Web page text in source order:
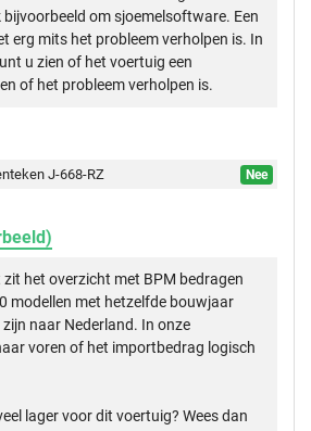
om sjoemelsoftware. Een
erg mits het probleem verholpen is. In
u zien of het voertuig een
of het probleem verholpen is.
J-668-RZ
Nee
het overzicht met BPM bedragen
modellen met hetzelfde bouwjaar
naar Nederland. In onze
voren of het importbedrag logisch
lager voor dit voertuig? Wees dan